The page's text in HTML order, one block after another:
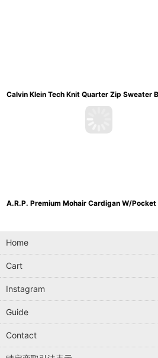
Calvin Klein Tech Knit Quarter Zip Sweater
A.R.P. Premium Mohair Cardigan W/Pocket
Home
Cart
Instagram
Guide
Contact